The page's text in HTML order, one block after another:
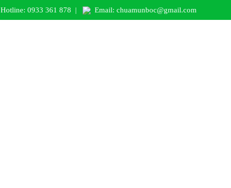
Hotline: 0933 361 878 | Email: chuamunboc@gmail.com